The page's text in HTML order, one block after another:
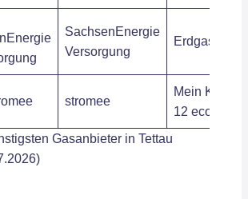
SachsenEnergie
Versorgung
Erdgas 12
stromee
Mein
12 eco
Gasanbieter in Tettau